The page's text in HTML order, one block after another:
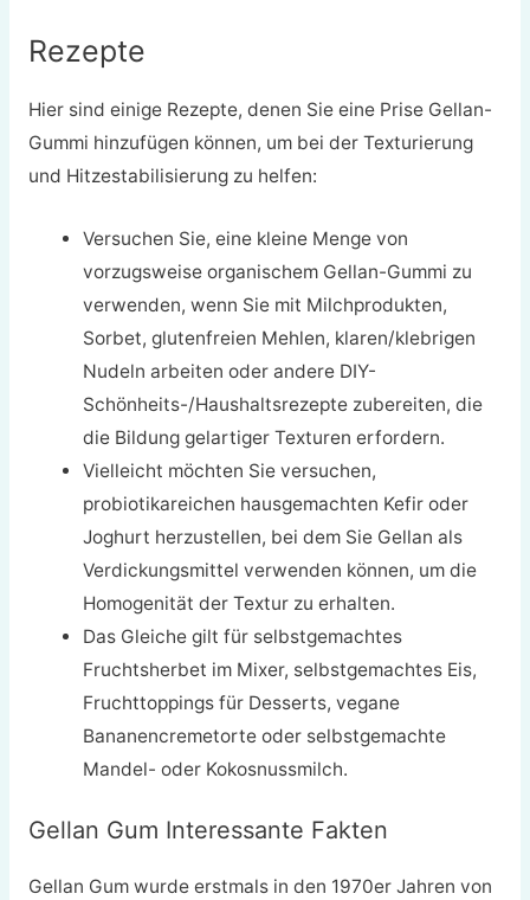
Rezepte
Hier sind einige Rezepte, denen Sie eine Prise Gellan-
Gummi hinzufügen können, um bei der Texturierung
und Hitzestabilisierung zu helfen:
Versuchen Sie, eine kleine Menge von
vorzugsweise organischem Gellan-Gummi zu
verwenden, wenn Sie mit Milchprodukten,
Sorbet, glutenfreien Mehlen, klaren/klebrigen
Nudeln arbeiten oder andere DIY-
Schönheits-/Haushaltsrezepte zubereiten, die
die Bildung gelartiger Texturen erfordern.
Vielleicht möchten Sie versuchen,
probiotikareichen hausgemachten Kefir oder
Joghurt herzustellen, bei dem Sie Gellan als
Verdickungsmittel verwenden können, um die
Homogenität der Textur zu erhalten.
Das Gleiche gilt für selbstgemachtes
Fruchtsherbet im Mixer, selbstgemachtes Eis,
Fruchttoppings für Desserts, vegane
Bananencremetorte oder selbstgemachte
Mandel- oder Kokosnussmilch.
Gellan Gum Interessante Fakten
Gellan Gum wurde erstmals in den 1970er Jahren von